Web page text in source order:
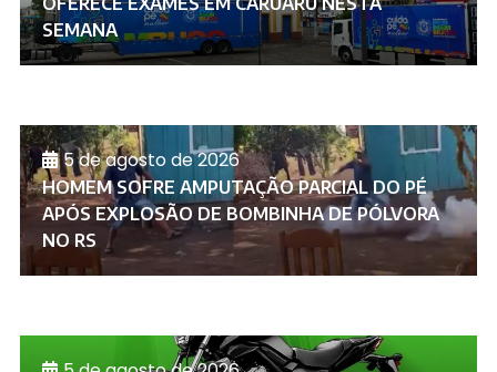
SEMANA
5 de agosto de 2026
HOMEM SOFRE AMPUTAÇÃO PARCIAL DO PÉ
APÓS EXPLOSÃO DE BOMBINHA DE PÓLVORA
NO RS